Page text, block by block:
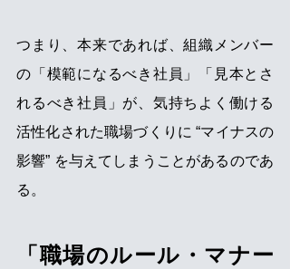
つまり、本来であれば、組織メンバー
の「模範になるべき社員」「見本とさ
れるべき社員」が、気持ちよく働ける
活性化された職場づくりに “マイナスの
影響” を与えてしまうことがあるのであ
る。
「職場のルール・マナー